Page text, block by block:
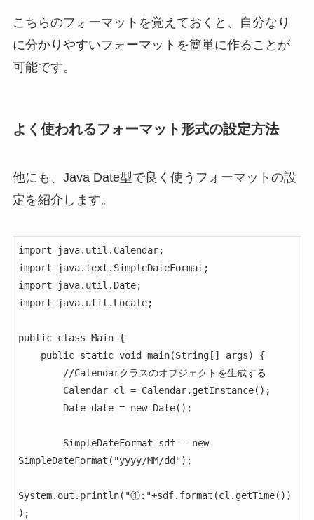
こちらのフォーマットを覚えておくと、自分なり
に分かりやすいフォーマットを簡単に作ることが
可能です。
よく使われるフォーマット形式の設定方法
他にも、Java Date型で良く使うフォーマットの設
定を紹介します。
import java.util.Calendar;
import java.text.SimpleDateFormat;
import java.util.Date;
import java.util.Locale;
public class Main {
SimpleDateFormat("yyyy/MM/dd");
System.out.println("①:"+sdf.format(cl.getTime())
);